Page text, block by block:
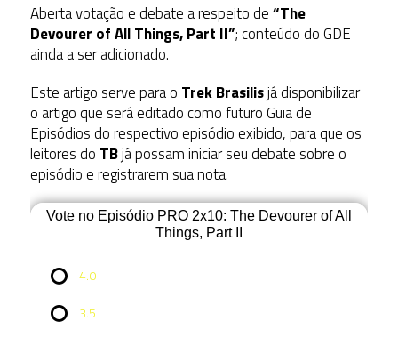
Aberta votação e debate a respeito de“The
Devourer of All Things, Part II”; conteúdo do GDE
ainda a ser adicionado.
Este artigo serve para o Trek Brasilisjá disponibilizar
o artigo que será editado como futuro Guia de
Episódios do respectivo episódio exibido, para que os
leitores do TBjá possam iniciar seu debate sobre o
episódio e registrarem sua nota.
Vote no Episódio PRO 2x10: The Devourer of All
Things, Part II
4.0
3.5